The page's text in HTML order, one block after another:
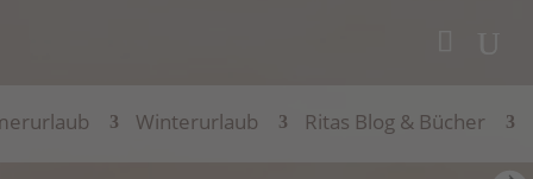
Winterurlaub Ritas Blog & Bücher